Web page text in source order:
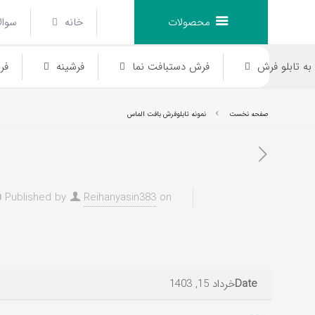
محصولات خانه
تابلو فرش فرش دستبافت نما فرشینه
صفحه نخست نمونه تابلوفرش بافت الماس
Published by Reihanyasin383 on
Dateخرداد 15, 1403